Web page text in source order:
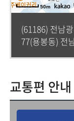
50m
(61186) 전남
77(용봉동) 전
교통편 안내